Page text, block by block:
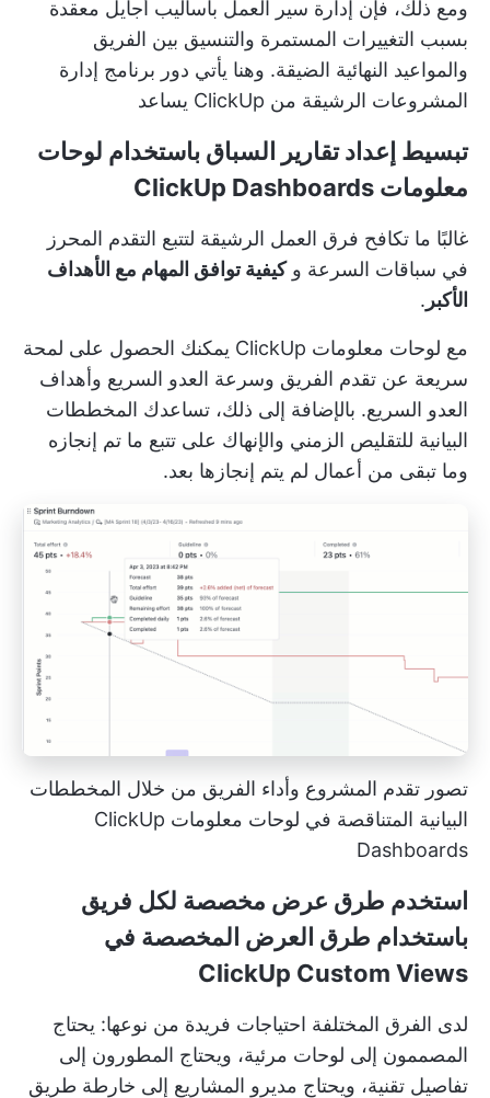
ومع ذلك، فإن إدارة سير العمل بأساليب أجايل معقدة
بسبب التغييرات المستمرة والتنسيق بين الفريق
والمواعيد النهائية الضيقة. وهنا يأتي دور برنامج إدارة
المشروعات الرشيقة من ClickUp
يساعد
تبسيط إعداد تقارير السباق باستخدام لوحات
معلومات ClickUp Dashboards
غالبًا ما تكافح فرق العمل الرشيقة لتتبع التقدم المحرز
في سباقات السرعة وكيفية توافق المهام مع الأهداف
الأكبر .
مع لوحات معلومات ClickUp
يمكنك الحصول على لمحة
سريعة عن تقدم الفريق وسرعة العدو السريع وأهداف
العدو السريع. بالإضافة إلى ذلك، تساعدك المخططات
البيانية للتقليص الزمني والإنهاك على تتبع ما تم إنجازه
وما تبقى من أعمال لم يتم إنجازها بعد.
تصور تقدم المشروع وأداء الفريق من خلال المخططات
البيانية المتناقصة في لوحات معلومات ClickUp
Dashboards
استخدم طرق عرض مخصصة لكل فريق
باستخدام طرق العرض المخصصة في
ClickUp Custom Views
لدى الفرق المختلفة احتياجات فريدة من نوعها: يحتاج
المصممون إلى لوحات مرئية، ويحتاج المطورون إلى
تفاصيل تقنية، ويحتاج مديرو المشاريع إلى خارطة طريق